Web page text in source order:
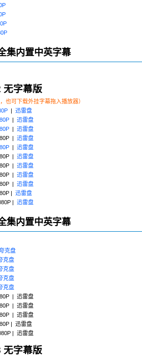
集内置中英字幕
字幕版
也可下载外挂字幕拖入播放器）
| 迅雷盘
| 迅雷盘
| 迅雷盘
| 迅雷盘
| 迅雷盘
| 迅雷盘
| 迅雷盘
| 迅雷盘
| 迅雷盘
| 迅雷盘
| 迅雷盘
集内置中英字幕
克盘
克盘
克盘
克盘
克盘
| 迅雷盘
| 迅雷盘
| 迅雷盘
| 迅雷盘
| 迅雷盘
字幕版